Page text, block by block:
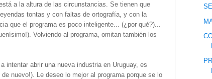
a la altura de las circunstancias. Se tienen que
tontas y con faltas de ortografía, y con la
que el programa es poco inteligente... (¿por qué?)...
Volviendo al programa, omitan también los
intentar abrir una nueva industria en Uruguay, es
nuevo!). Le deseo lo mejor al programa porque se lo